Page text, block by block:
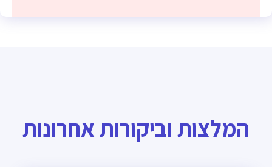
המלצות וביקורות אחרונות